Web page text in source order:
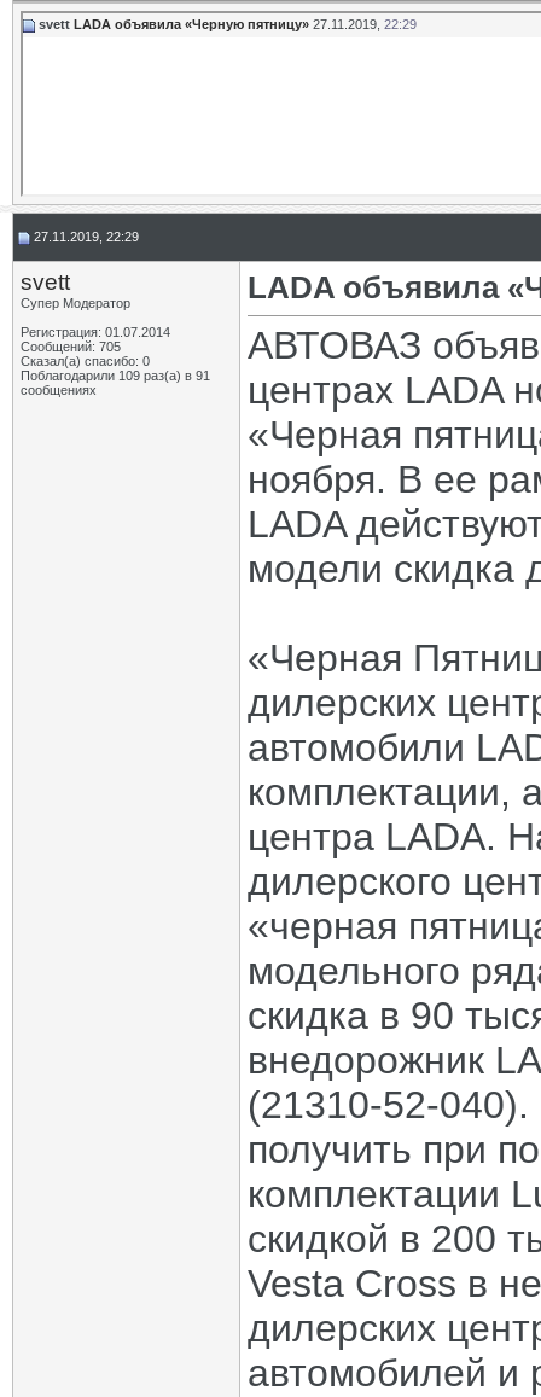
svett LADA объявила «Черную пятницу» 27.11.2019, 22:29
27.11.2019, 22:29
svett
Супер Модератор
Регистрация: 01.07.2014
Сообщений: 705
Сказал(а) спасибо: 0
Поблагодарили 109 раз(а) в 91
сообщениях
LADA объявила
АВТОВАЗ
центрах LADA
«Черная
ноября. В ее
LADA
модели скидка
«Черная
дилерских
автомобили
комплектации,
центра LADA.
дилерского
«черная
модельного
скидка в 90
внедорожник
(21310-52-
получить при
комплектации
скидкой в 200
Vesta Cross в
дилерских
автомобилей и